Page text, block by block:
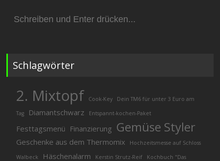
nach:
Schlagwörter
2. Mixtopf Cook-Key Dein TM6 für unter 3 Euro am
Tag Diamantschwarz Entspannt-kochen-Paket
Festtagsmenü Finanzierung Gemüse Styler
Geschenke aus dem Thermomix Hochzeitsmesse auf Schloss
Walbeck Häschenalarm Kerstin Strutz-Reif
Kochbuch "Das